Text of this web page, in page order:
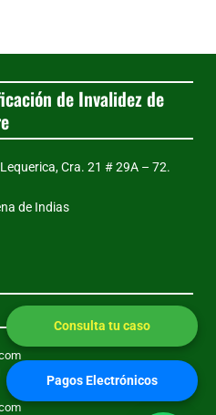
de Invalidez de
Cra. 21 # 29A – 72.
de Indias
Pagos Electrónicos
Consulta tu caso